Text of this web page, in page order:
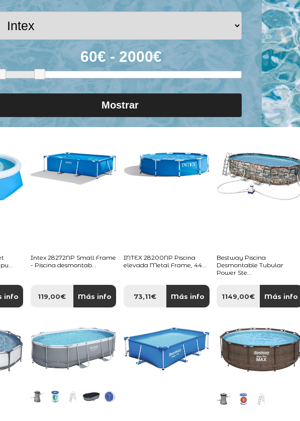
Mostrar
info
Intex 28272NP Small Frame
- Piscina desmontab...
119,00€ Más info
INTEX 28200NP Piscina
elevada Metal Frame, 44...
73,11€ Más info
Bestway Piscina
Desmontable Tubular
Power Ste...
1149,00€ Más info